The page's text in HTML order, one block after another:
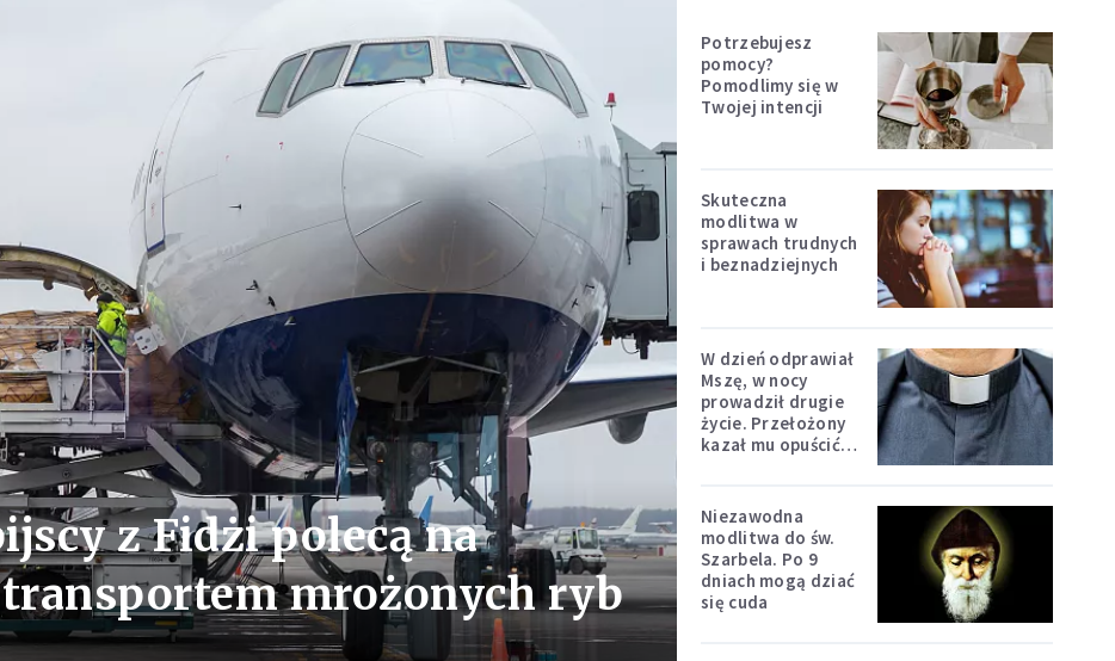
z Fidżi polecą na
mrożonych ryb
Potrzebujesz
pomocy?
Pomodlimy się w
Twojej intencji
Skuteczna
modlitwa w
sprawach trudnych
i beznadziejnych
W dzień odprawiał
Mszę, w nocy
prowadził drugie
życie. Przełożony
kazał mu opuścić
Niezawodna
modlitwa do św.
Szarbela. Po 9
dniach mogą dziać
się cuda